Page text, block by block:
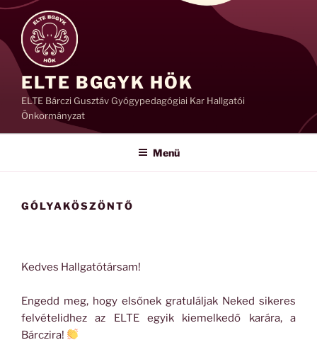
Tartalomhoz
ELTE BGGYK HÖK
ELTE Bárczi Gusztáv Gyógypedagógiai Kar Hallgatói
Önkormányzat
Menü
GÓLYAKÖSZÖNTŐ
Kedves Hallgatótársam!
Engedd meg, hogy elsőnek gratuláljak Neked sikeres
felvételidhez az ELTE egyik kiemelkedő karára, a
Bárczira!